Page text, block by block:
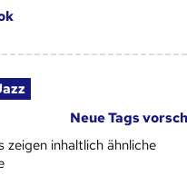
Neue Tags
zeigen inhaltlich ähnliche